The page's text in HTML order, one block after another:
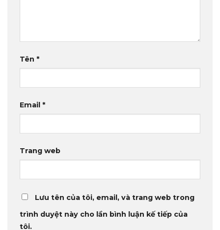
Tên *
Email *
Trang web
Lưu tên của tôi, email, và trang web trong
trình duyệt này cho lần bình luận kế tiếp của
tôi.